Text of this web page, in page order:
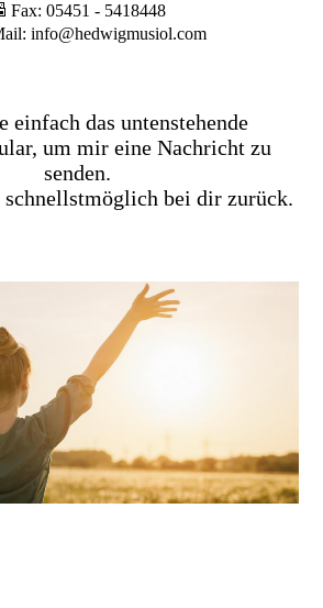
Fax: 05451 - 5418448
info@hedwigmusiol.com
einfach das untenstehende
um mir eine Nachricht zu
senden.
bei dir zurück.